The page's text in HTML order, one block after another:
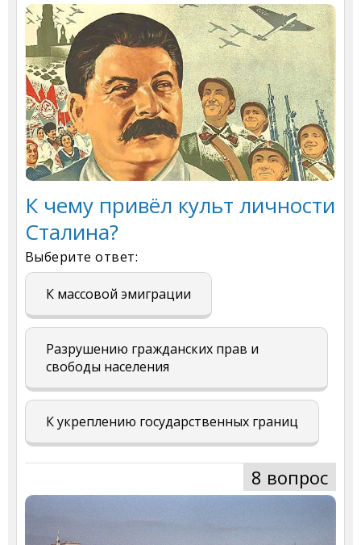
К чему привёл культ личности
Сталина?
Выберите ответ:
К массовой эмиграции
Разрушению гражданских прав и
свободы населения
К укреплению государственных границ
8 вопрос